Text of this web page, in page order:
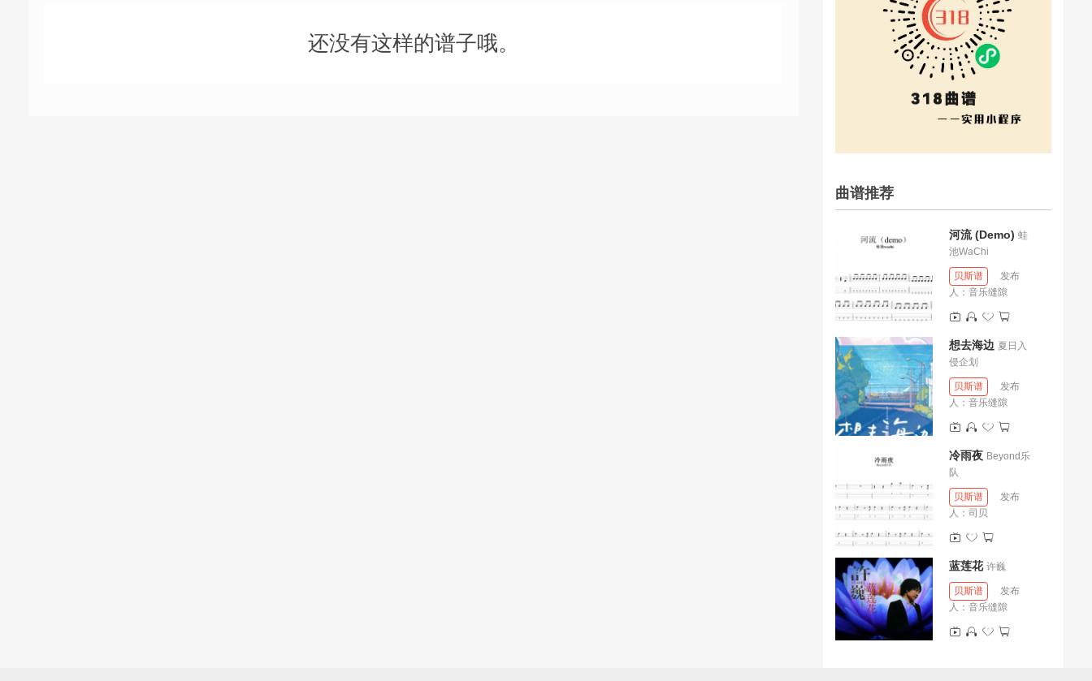
还没有这样的谱子哦。
曲谱推荐
河流 (Demo) 蛙
池WaChi
贝斯谱
发布
人： 音乐缝隙
想去海边 夏日入
侵企划
贝斯谱
发布
人： 音乐缝隙
冷雨夜 Beyond乐
队
贝斯谱
发布
人： 司贝
蓝莲花 许巍
贝斯谱
发布
人： 音乐缝隙